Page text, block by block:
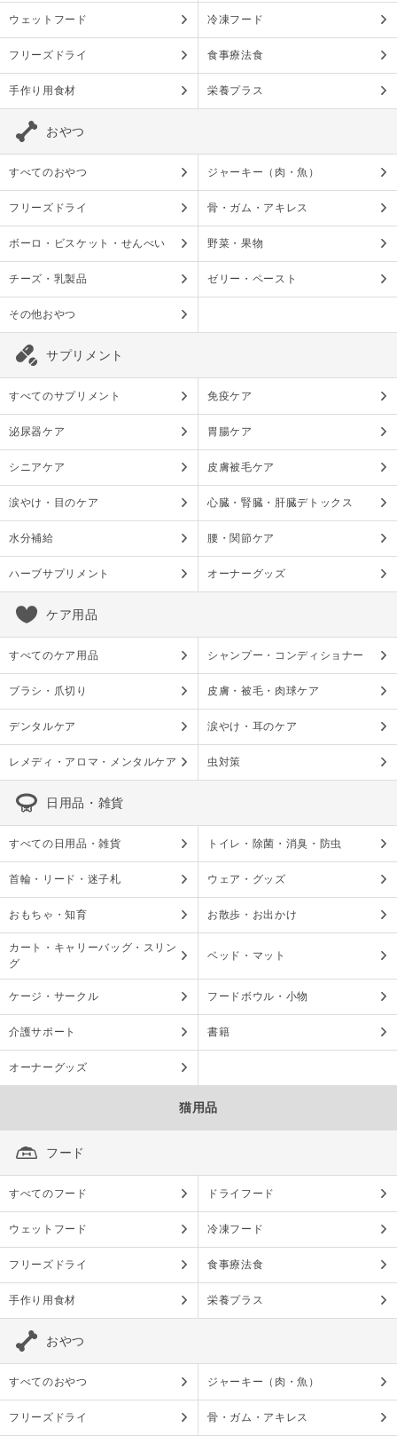
ウェットフード 冷凍フード
フリーズドライ 食事療法食
手作り用食材 栄養プラス
おやつ
すべてのおやつ ジャーキー（肉・魚）
フリーズドライ 骨・ガム・アキレス
ボーロ・ビスケット・せんべい 野菜・果物
チーズ・乳製品 ゼリー・ペースト
その他おやつ
サプリメント
すべてのサプリメント 免疫ケア
泌尿器ケア 胃腸ケア
シニアケア 皮膚被毛ケア
涙やけ・目のケア 心臓・腎臓・肝臓デトックス
水分補給 腰・関節ケア
ハーブサプリメント オーナーグッズ
ケア用品
すべてのケア用品 シャンプー・コンディショナー
ブラシ・爪切り 皮膚・被毛・肉球ケア
デンタルケア 涙やけ・耳のケア
レメディ・アロマ・メンタルケア 虫対策
日用品・雑貨
すべての日用品・雑貨 トイレ・除菌・消臭・防虫
首輪・リード・迷子札 ウェア・グッズ
おもちゃ・知育 お散歩・お出かけ
カート・キャリーバッグ・スリン
グ
ベッド・マット
ケージ・サークル フードボウル・小物
介護サポート 書籍
オーナーグッズ
猫用品
フード
すべてのフード ドライフード
ウェットフード 冷凍フード
フリーズドライ 食事療法食
手作り用食材 栄養プラス
おやつ
すべてのおやつ ジャーキー（肉・魚）
フリーズドライ 骨・ガム・アキレス